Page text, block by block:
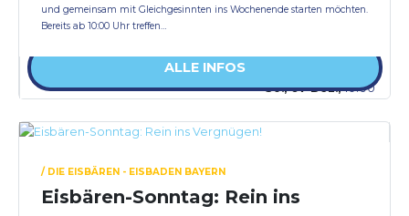
und gemeinsam mit Gleichgesinnten ins Wochenende starten möchten.
Bereits ab 10:00 Uhr treffen…
So., 07 Dez.,10:00
ALLE INFOS
/ DIE EISBÄREN - EISBADEN BAYERN
Eisbären-Sonntag: Rein ins